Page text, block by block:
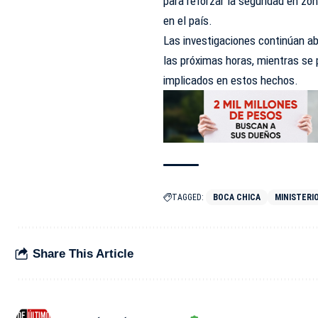
en el país.
Las investigaciones continúan
las próximas horas, mientras
implicados en estos hechos.
TAGGED: BOCA CHICA
Share This Article